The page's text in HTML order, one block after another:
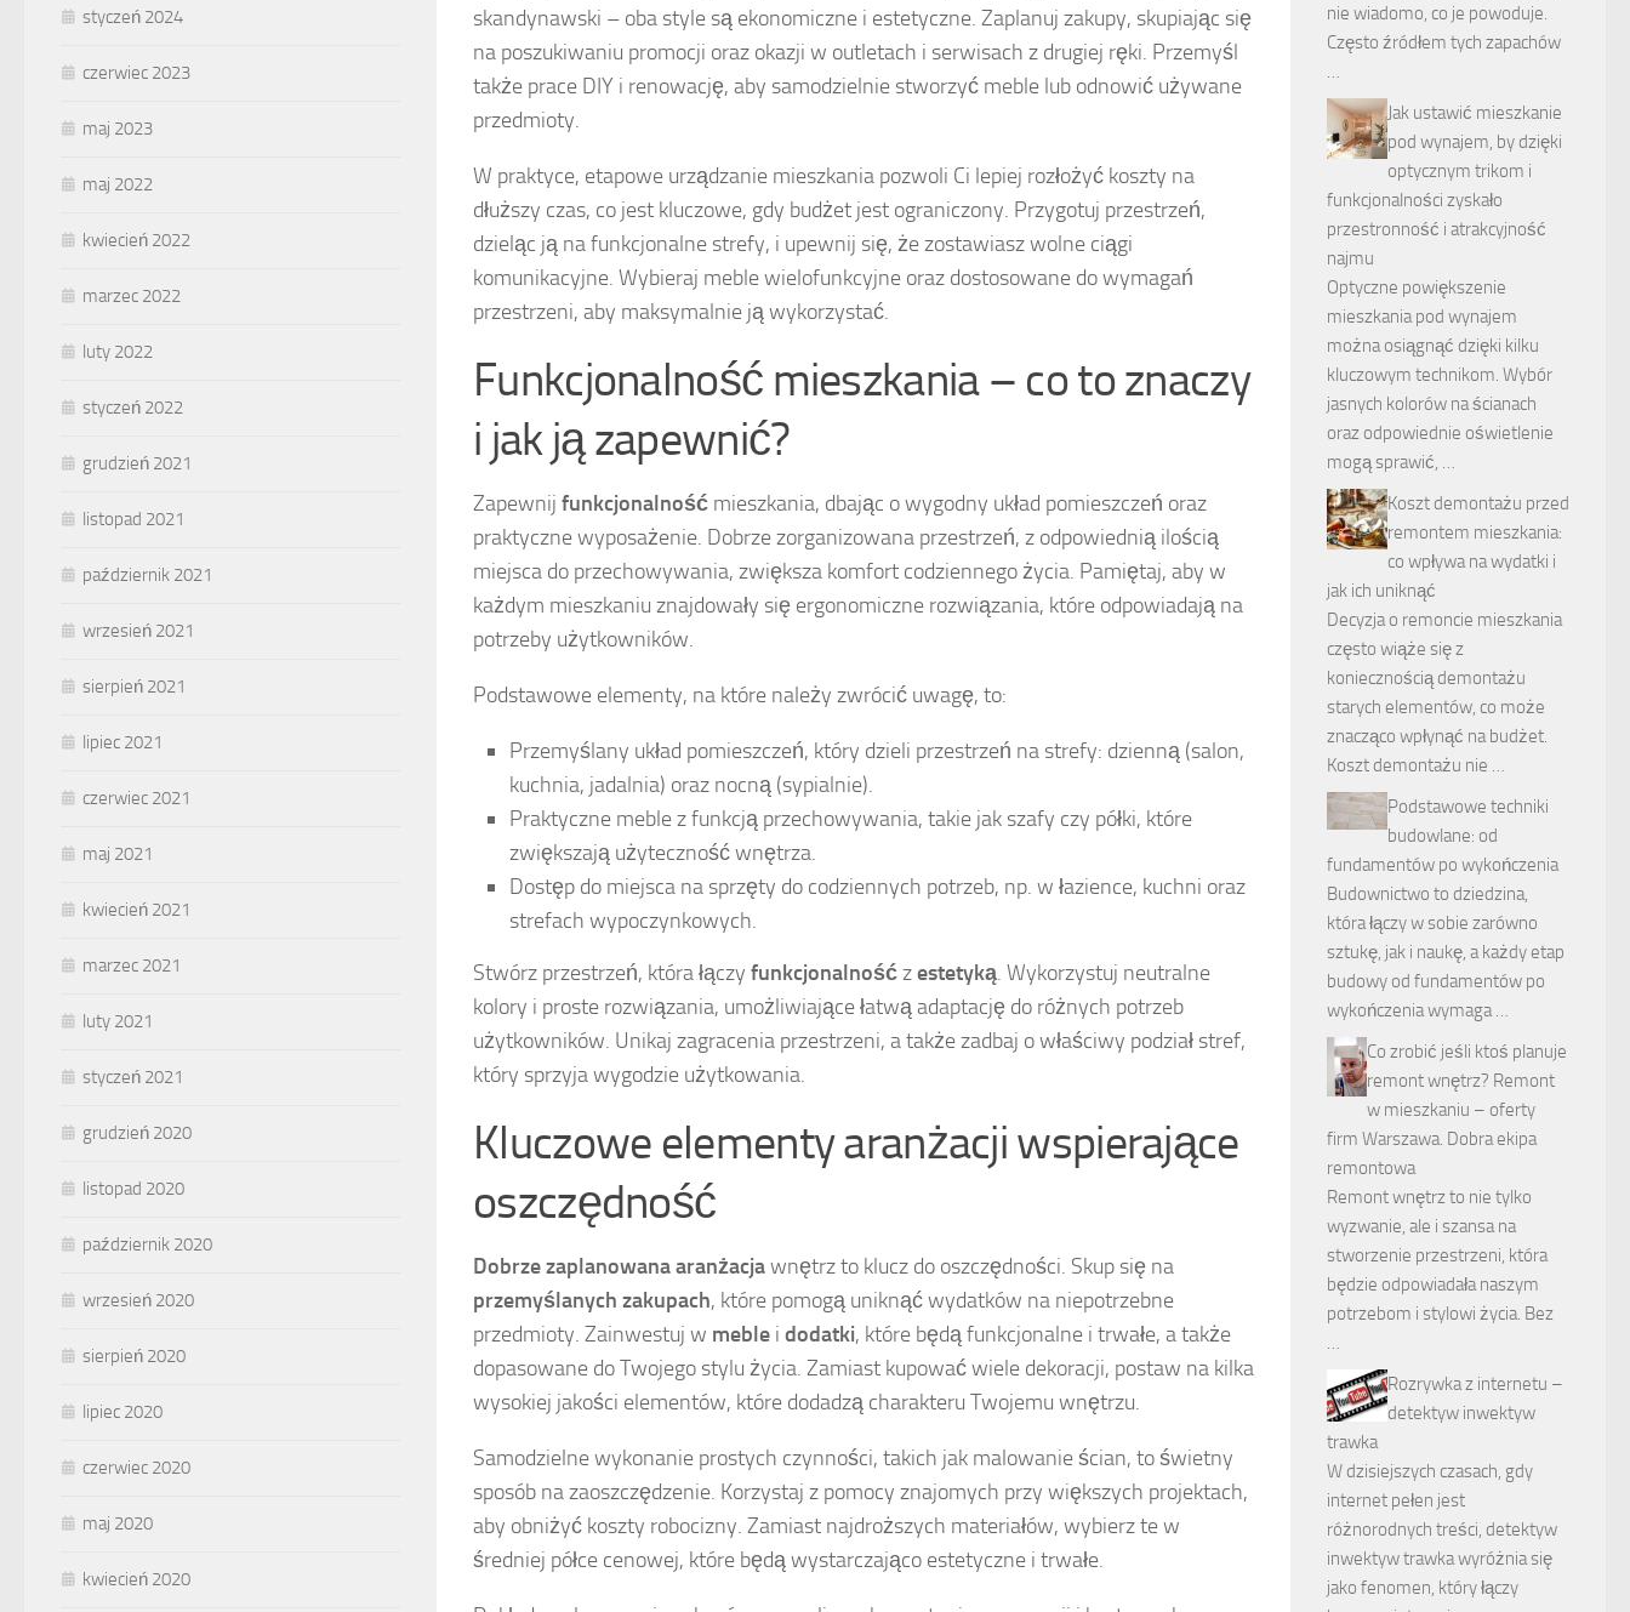
skandynawski – oba style są ekonomiczne i estetyczne. Zaplanuj zakupy, skupiając się
na poszukiwaniu promocji oraz okazji w outletach i serwisach z drugiej ręki. Przemyśl
także prace DIY i renowację, aby samodzielnie stworzyć meble lub odnowić używane
przedmioty.
W praktyce, etapowe urządzanie mieszkania pozwoli Ci lepiej rozłożyć koszty na
dłuższy czas, co jest kluczowe, gdy budżet jest ograniczony. Przygotuj przestrzeń,
dzieląc ją na funkcjonalne strefy, i upewnij się, że zostawiasz wolne ciągi
komunikacyjne. Wybieraj meble wielofunkcyjne oraz dostosowane do wymagań
przestrzeni, aby maksymalnie ją wykorzystać.
Funkcjonalność mieszkania – co to znaczy
i jak ją zapewnić?
Zapewnij funkcjonalność mieszkania, dbając o wygodny układ pomieszczeń oraz
praktyczne wyposażenie. Dobrze zorganizowana przestrzeń, z odpowiednią ilością
miejsca do przechowywania, zwiększa komfort codziennego życia. Pamiętaj, aby w
każdym mieszkaniu znajdowały się ergonomiczne rozwiązania, które odpowiadają na
potrzeby użytkowników.
Podstawowe elementy, na które należy zwrócić uwagę, to:
Przemyślany układ pomieszczeń, który dzieli przestrzeń na strefy: dzienną (salon,
kuchnia, jadalnia) oraz nocną (sypialnie).
Praktyczne meble z funkcją przechowywania, takie jak szafy czy półki, które
zwiększają użyteczność wnętrza.
Dostęp do miejsca na sprzęty do codziennych potrzeb, np. w łazience, kuchni oraz
strefach wypoczynkowych.
Stwórz przestrzeń, która łączy funkcjonalnośćzestetyką. Wykorzystuj neutralne
kolory i proste rozwiązania, umożliwiające łatwą adaptację do różnych potrzeb
użytkowników. Unikaj zagracenia przestrzeni, a także zadbaj o właściwy podział stref,
który sprzyja wygodzie użytkowania.
Kluczowe elementy aranżacji wspierające
oszczędność
Dobrze zaplanowana aranżacjawnętrz to klucz do oszczędności. Skup się na
przemyślanych zakupach, które pomogą uniknąć wydatków na niepotrzebne
przedmioty. Zainwestuj w meble i dodatki, które będą funkcjonalne i trwałe, a także
dopasowane do Twojego stylu życia. Zamiast kupować wiele dekoracji, postaw na kilka
wysokiej jakości elementów, które dodadzą charakteru Twojemu wnętrzu.
Samodzielne wykonanie prostych czynności, takich jak malowanie ścian, to świetny
sposób na zaoszczędzenie. Korzystaj z pomocy znajomych przy większych projektach,
aby obniżyć koszty robocizny. Zamiast najdroższych materiałów, wybierz te w
średniej półce cenowej, które będą wystarczająco estetyczne i trwałe.
styczeń 2024
czerwiec 2023
maj 2023
maj 2022
kwiecień 2022
marzec 2022
luty 2022
styczeń 2022
grudzień 2021
listopad 2021
październik 2021
wrzesień 2021
sierpień 2021
lipiec 2021
czerwiec 2021
maj 2021
kwiecień 2021
marzec 2021
luty 2021
styczeń 2021
grudzień 2020
listopad 2020
październik 2020
wrzesień 2020
sierpień 2020
lipiec 2020
czerwiec 2020
maj 2020
kwiecień 2020
nie wiadomo, co je powoduje.
Często źródłem tych zapachów
…
Jak ustawić mieszkanie
pod wynajem, by dzięki
optycznym trikom i
funkcjonalności zyskało
przestronność i atrakcyjność
najmu
Optyczne powiększenie
mieszkania pod wynajem
można osiągnąć dzięki kilku
kluczowym technikom. Wybór
jasnych kolorów na ścianach
oraz odpowiednie oświetlenie
mogą sprawić, …
Koszt demontażu przed
remontem mieszkania:
co wpływa na wydatki i
jak ich uniknąć
Decyzja o remoncie mieszkania
często wiąże się z
koniecznością demontażu
starych elementów, co może
znacząco wpłynąć na budżet.
Koszt demontażu nie …
Podstawowe techniki
budowlane: od
fundamentów po wykończenia
Budownictwo to dziedzina,
która łączy w sobie zarówno
sztukę, jak i naukę, a każdy etap
budowy od fundamentów po
wykończenia wymaga …
Co zrobić jeśli ktoś planuje
remont wnętrz? Remont
w mieszkaniu – oferty
firm Warszawa. Dobra ekipa
remontowa
Remont wnętrz to nie tylko
wyzwanie, ale i szansa na
stworzenie przestrzeni, która
będzie odpowiadała naszym
potrzebom i stylowi życia. Bez
…
Rozrywka z internetu –
detektyw inwektyw
trawka
W dzisiejszych czasach, gdy
internet pełen jest
różnorodnych treści, detektyw
inwektyw trawka wyróżnia się
jako fenomen, który łączy